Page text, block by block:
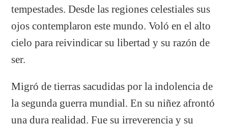
tempestades. Desde las regiones celestiales sus
ojos contemplaron este mundo. Voló en el alto
cielo para reivindicar su libertad y su razón de
ser.
Migró de tierras sacudidas por la indolencia de
la segunda guerra mundial. En su niñez afrontó
una dura realidad. Fue su irreverencia y su